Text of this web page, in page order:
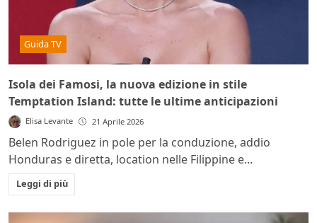
Guida TV
Isola dei Famosi, la nuova edizione in stile
Temptation Island: tutte le ultime anticipazioni
Elisa Levante 21 Aprile 2026
Belen Rodriguez in pole per la conduzione, addio
Honduras e diretta, location nelle Filippine e...
Leggi di più